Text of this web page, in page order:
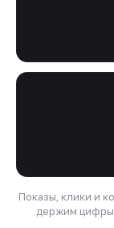
Показы, клики и
держим цифры